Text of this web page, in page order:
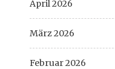
April 2026
März 2026
Februar 2026